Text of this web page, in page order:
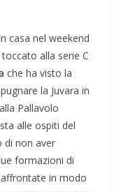
casa nel weekend
alla serie C
che ha visto la
la Juvara in
Pallavolo
alle ospiti del
di non aver
formazioni di
in modo